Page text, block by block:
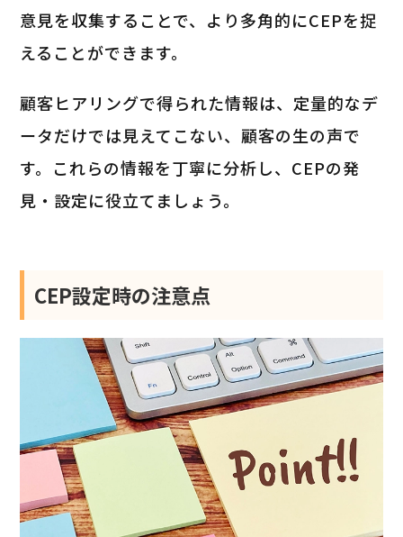
意見を収集することで、より多角的にCEPを捉
えることができます。
顧客ヒアリングで得られた情報は、定量的なデ
ータだけでは見えてこない、顧客の生の声で
す。これらの情報を丁寧に分析し、CEPの発
見・設定に役立てましょう。
CEP設定時の注意点